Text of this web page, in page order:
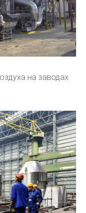
на заводах